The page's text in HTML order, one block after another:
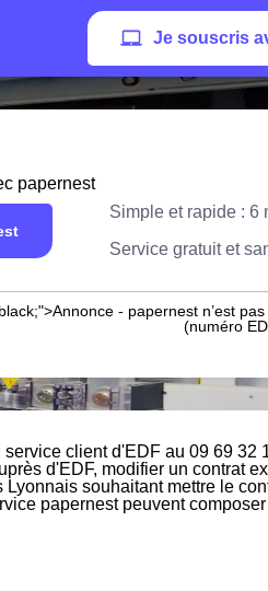
Je souscris
papernest
Simple et rapide : 6
Service gratuit et
- papernest n’est pas
(numéro
client d'EDF au 09 69 32
d'EDF, modifier un contrat
souhaitant mettre le
papernest peuvent